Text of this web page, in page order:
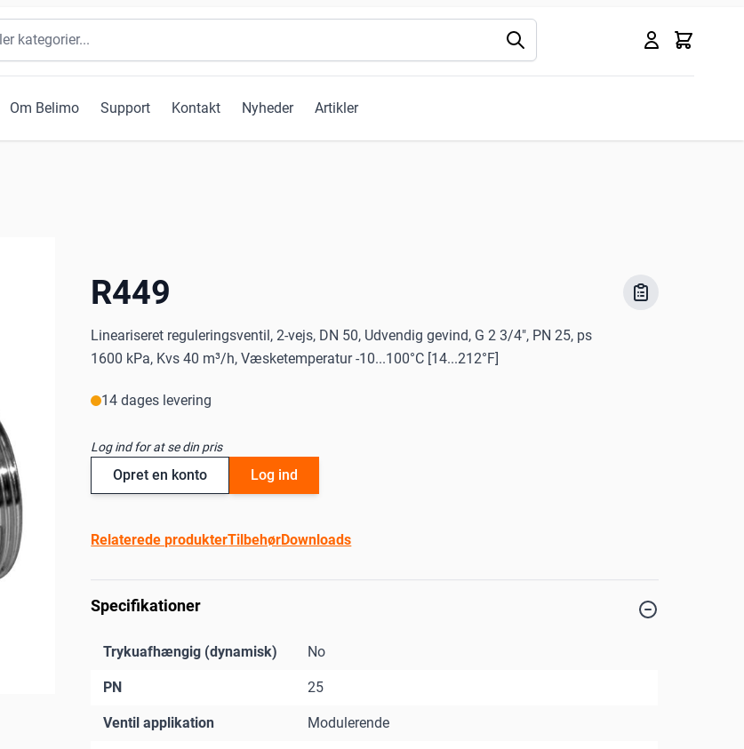
Om Belimo Support Kontakt Nyheder Artikler
Kurv
R449
Lineariseret reguleringsventil, 2-vejs, DN 50, Udvendig gevind, G 2 3/4", PN 25, ps
1600 kPa, Kvs 40 m³/h, Væsketemperatur -10...100°C [14...212°F]
14 dages levering
Log ind for at se din pris
Opret en konto Log ind
Relaterede produkterTilbehørDownloads
Specifikationer
Trykuafhængig (dynamisk) No
PN 25
Ventil applikation Modulerende